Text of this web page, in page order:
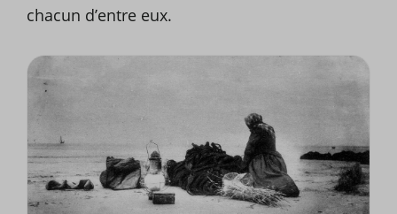
chacun d’entre eux.